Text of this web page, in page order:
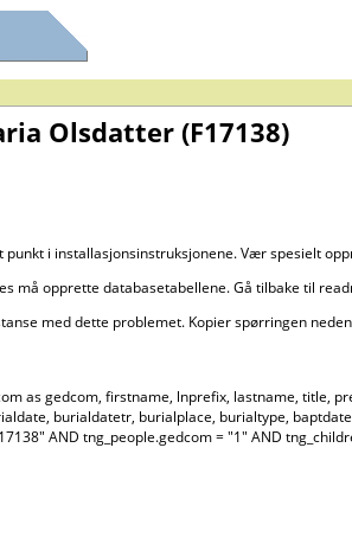
Olsdatter (F17138)
i installasjonsinstruksjonene. Vær spesielt
må opprette databasetabellene. Gå tilbake til
med dette problemet. Kopier spørringen
as gedcom, firstname, lnprefix, lastname,
burialdatetr, burialplace, burialtype,
AND tng_people.gedcom = "1" AND